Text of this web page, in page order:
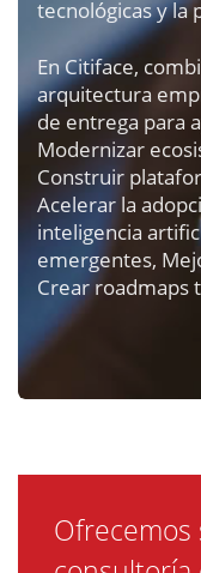
En Citiface,
arquitectura
de entrega para
Modernizar
Construir
Acelerar la
inteligencia
emergentes,
Crear roadmaps
Ofrecemos
consultoría